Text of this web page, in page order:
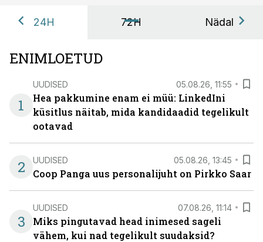
24H 72H Nädal
ENIMLOETUD
1
UUDISED 05.08.26, 11:55
Hea pakkumine enam ei müü: LinkedIni
küsitlus näitab, mida kandidaadid tegelikult
ootavad
2 UUDISED 05.08.26, 13:45
Coop Panga uus personalijuht on Pirkko Saar
3
UUDISED 07.08.26, 11:14
Miks pingutavad head inimesed sageli
vähem, kui nad tegelikult suudaksid?